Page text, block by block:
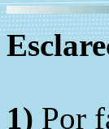
1) Por